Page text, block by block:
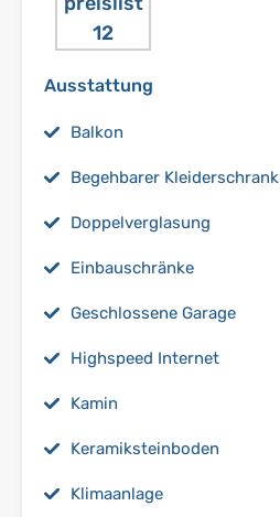
Ausstattung
Balkon
Begehbarer Kleiderschrank
Doppelverglasung
Einbauschränke
Geschlossene Garage
Highspeed Internet
Kamin
Keramiksteinboden
Klimaanlage